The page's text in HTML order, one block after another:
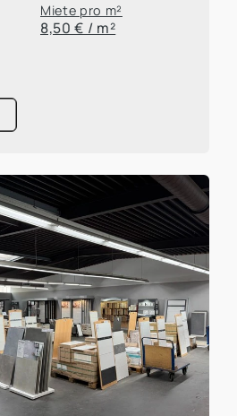
Miete pro m²
8,50 € / m²